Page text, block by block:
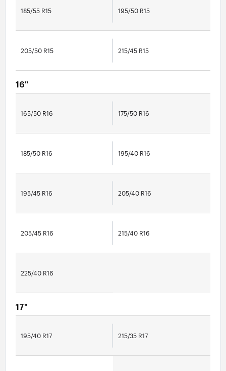
185/55 R15 195/50 R15
205/50 R15 215/45 R15
16"
165/50 R16 175/50 R16
185/50 R16 195/40 R16
195/45 R16 205/40 R16
205/45 R16 215/40 R16
225/40 R16
17"
195/40 R17 215/35 R17